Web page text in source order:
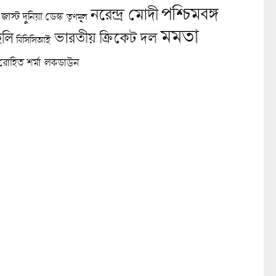
জাস্ট দুনিয়া ডেস্ক তৃণমূল নরেন্দ্র মোদী পশ্চিমবঙ্গ
বিসিসিআই ভারতীয় ক্রিকেট দল মমতা
শর্মা লকডাউন